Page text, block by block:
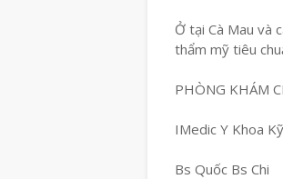
Ở tại Cà Mau và
thẩm mỹ tiêu
PHÒNG KHÁM
IMedic Y Khoa
Bs Quốc Bs Chi